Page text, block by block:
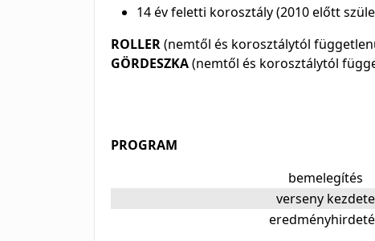
14 év feletti korosztály (2010 előtt
ROLLER(nemtől és korosztálytól
GÖRDESZKA(nemtől és korosztálytól
PROGRAM
bemelegítés
verseny kezdete